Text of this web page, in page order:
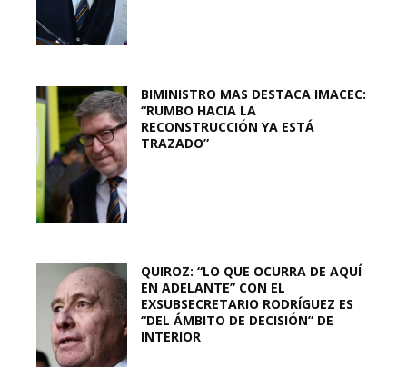
BIMINISTRO MAS DESTACA IMACEC:
“RUMBO HACIA LA
RECONSTRUCCIÓN YA ESTÁ
TRAZADO”
QUIROZ: “LO QUE OCURRA DE AQUÍ
EN ADELANTE” CON EL
EXSUBSECRETARIO RODRÍGUEZ ES
“DEL ÁMBITO DE DECISIÓN” DE
INTERIOR